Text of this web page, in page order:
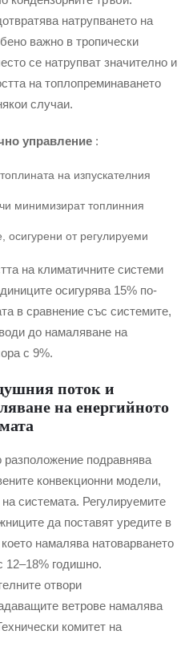
натрупването на
важно в тропически
се натрупват значително и
на топлопреминаването
случаи.
управление :
на изпускателния
минимизират топлинния
осигурени от регулируеми
на климатичните системи
осигурява 15% по-
в сравнение със системите,
до намаляване на
с 9%.
поток и
на енергийното
разположение подравнява
конвекционни модели,
системата. Регулируемите
да поставят уредите в
намалява натоварването
12–18% годишно.
отвори
ветрове намалява
комитет на